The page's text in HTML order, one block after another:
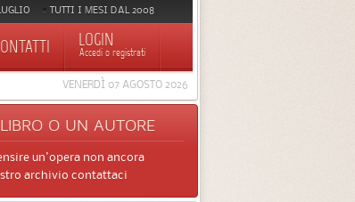
TUTTI I MESI DAL 2008
LOGIN
Accedi o registrati
VENERDÌ 07 AGOSTO 2026
O UN AUTORE
un'opera non ancora
archivio contattaci